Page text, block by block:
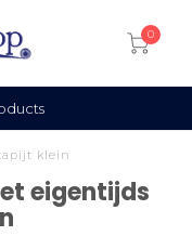
0
klein
eigentijds